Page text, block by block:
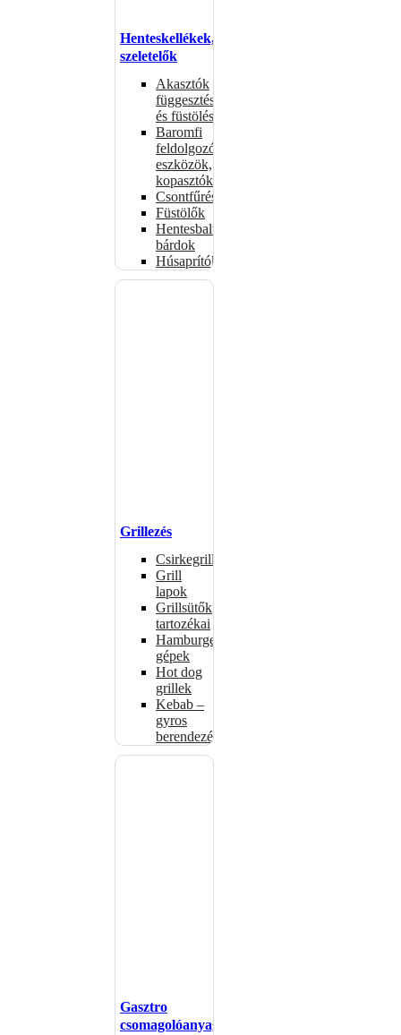
Henteskellékek,
szeletelők
Akasztók
függesztéshez
és füstöléshez
Baromfi
feldolgozó
eszközök,
kopasztók
Csontfűrészek
Füstölők
Hentesbalták,
bárdok
Húsaprítók
Grillezés
Csirkegrillek
Grill
lapok
Grillsütők
tartozékai
Hamburgerformázó
gépek
Hot dog
grillek
Kebab –
gyros
berendezés
Gasztro
csomagolóanyagok